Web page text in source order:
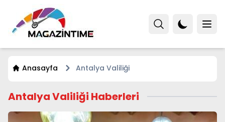
Anasayfa Antalya Valiliği
Antalya Valiliği Haberleri